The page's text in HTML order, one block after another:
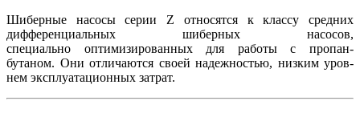
Шиберные насосы серии Z относятся к классу средних
дифференциальных шиберных насосов,
специально оптимизированных для работы с пропан-
бутаном. Они отличаются своей надежностью, низким уров­
нем эксплуатационных затрат.